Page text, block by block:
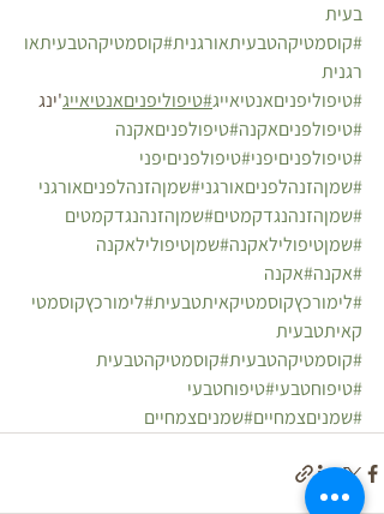
בעית
#קוסמטיקהטבעיתאורגנית#קוסמטיקהטבעיתאו
רגנית
#טיפוליפניםאנטיאייג#טיפוליפניםאנטיאייג'ינג
#טיפולפניםאקנה#טיפולפניםאקנה
#טיפולפניםיפני#טיפולפניםיפני
#שמןהזנהלפניםאורגני#שמןהזנהלפניםאורגני
#שמןהזנהנגדקמטים#שמןהזנהנגדקמטים
#שמןטיפולילאקנה#שמןטיפולילאקנה
#אקנה#אקנה
#לימורכץקוסמטיקאיתטבעית#לימורכץקוסמטי
קאיתטבעית
#קוסמטיקהטבעית#קוסמטיקהטבעית
#טיפוחטבעי#טיפוחטבעי
#שמניםצמחיים#שמניםצמחיים